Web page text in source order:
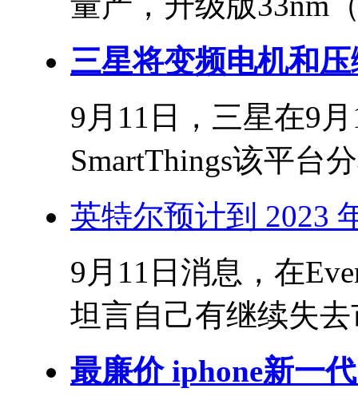
三星将变频电机和
9月11日，三星在9
SmartThings该平台
英特尔预计到 2023
9月11日消息，在
坦言自己有继续失
最廉价 iphone新一